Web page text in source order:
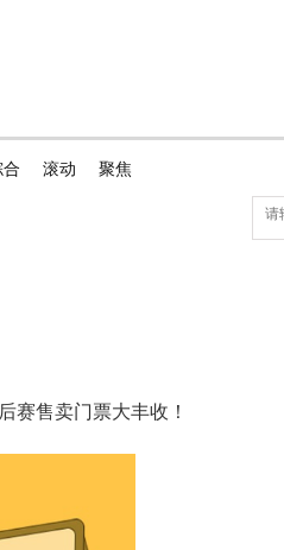
合 滚动 聚焦
赛售卖门票大丰收！